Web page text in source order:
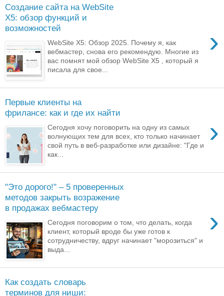
Создание сайта на WebSite
X5: обзор функций и
возможностей
›
WebSite X5: Обзор 2025. Почему я, как
вебмастер, снова его рекомендую. Многие из
вас помнят мой обзор WebSite X5 , который я
писала для свое...
Первые клиенты на
фрилансе: как и где их найти
›
Сегодня хочу поговорить на одну из самых
волнующих тем для всех, кто только начинает
свой путь в веб-разработке или дизайне: "Где и
как...
"Это дорого!" – 5 проверенных
методов закрыть возражение
в продажах вебмастеру
›
Сегодня поговорим о том, что делать, когда
клиент, который вроде бы уже готов к
сотрудничеству, вдруг начинает "морозиться" и
выда...
Как создать словарь
терминов для ниши: